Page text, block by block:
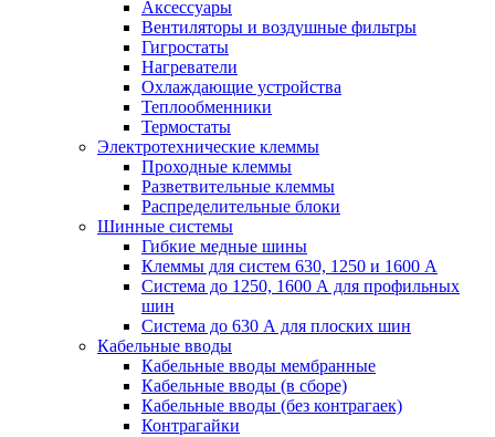
Аксессуары
Вентиляторы и воздушные фильтры
Гигростаты
Нагреватели
Охлаждающие устройства
Теплообменники
Термостаты
Электротехнические клеммы
Проходные клеммы
Разветвительные клеммы
Распределительные блоки
Шинные системы
Гибкие медные шины
Клеммы для систем 630, 1250 и 1600 А
Система до 1250, 1600 А для профильных
шин
Система до 630 А для плоских шин
Кабельные вводы
Кабельные вводы мембранные
Кабельные вводы (в сборе)
Кабельные вводы (без контрагаек)
Контрагайки